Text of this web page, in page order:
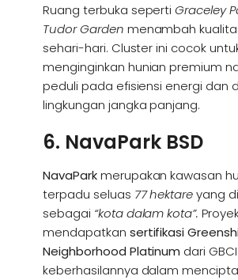
Ruang terbuka sepertiGraceley
Tudor Garden menambah
sehari-hari. Cluster ini cocok
menginginkan hunian premium
peduli pada efisiensi energi dan
lingkungan jangka panjang.
6. NavaPark BSD
NavaParkmerupakan kawasan
terpadu seluas 77 hektareyang
sebagai “kota dalam kota”.
mendapatkan sertifikasi
Neighborhood Platinum dari
keberhasilannya dalam